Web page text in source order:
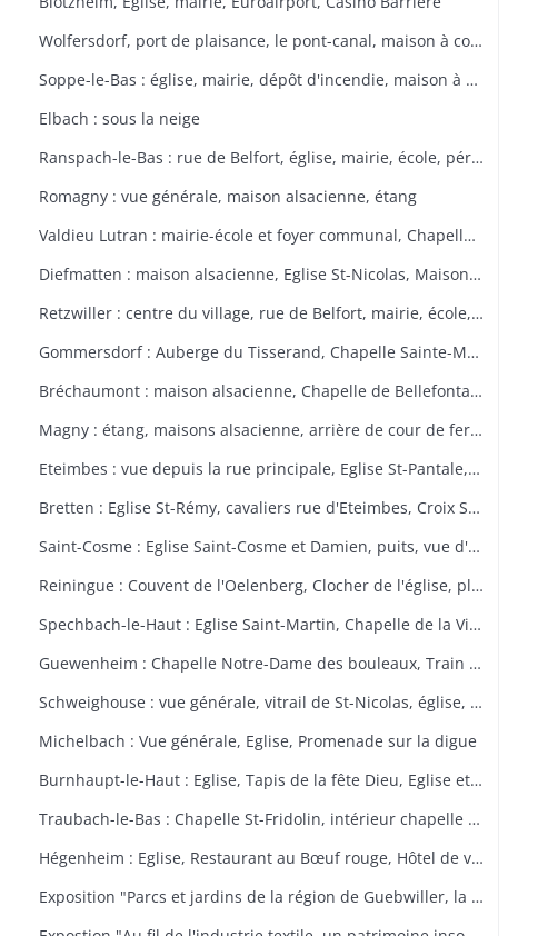
Wolfersdorf, port de plaisance, le pont-canal, maison à colombages
Soppe-le-Bas : église, mairie, dépôt d'incendie, maison à colombages
Elbach : sous la neige
Ranspach-le-Bas : rue de Belfort, église, mairie, école, périscolaire, platanes plantés sous Napoléon
Romagny : vue générale, maison alsacienne, étang
Valdieu Lutran : mairie-école et foyer communal, Chapelle Notre Dame de la Pitié, calvaire, échelle d'écluses sens Valdieu-Retzwiller
Diefmatten : maison alsacienne, Eglise St-Nicolas, Maison natale Barthélémy Gross
Retzwiller : centre du village, rue de Belfort, mairie, école, décors floraux
Gommersdorf : Auberge du Tisserand, Chapelle Sainte-Marguerite, Calvaire rue des Tilleuls
Bréchaumont : maison alsacienne, Chapelle de Bellefontaine, rue de l'église, M.A.R.P.A. (Maison d'accueil rurale pour personne âgées)
Magny : étang, maisons alsacienne, arrière de cour de ferme
Eteimbes : vue depuis la rue principale, Eglise St-Pantale, maison alsacienne
Bretten : Eglise St-Rémy, cavaliers rue d'Eteimbes, Croix St-Eloi
Saint-Cosme : Eglise Saint-Cosme et Damien, puits, vue d'ensemble, ancien presbytère, mairie
Reiningue : Couvent de l'Oelenberg, Clocher de l'église, plan d'eau, cour de ferme
Spechbach-le-Haut : Eglise Saint-Martin, Chapelle de la Vierge, Christ du dimanche des rameaux sur l'âne, Vierge de la Pitié
Guewenheim : Chapelle Notre-Dame des bouleaux, Train de la Doller, lavoir, pierre borne, mur cimetière, Calvaire 1857 avec décorations florales
Schweighouse : vue générale, vitrail de St-Nicolas, église, la Doller
Michelbach : Vue générale, Eglise, Promenade sur la digue
Burnhaupt-le-Haut : Eglise, Tapis de la fête Dieu, Eglise et école, Office de la fête Dieu
Traubach-le-Bas : Chapelle St-Fridolin, intérieur chapelle et tableau, Ecole, rue principale
Hégenheim : Eglise, Restaurant au Bœuf rouge, Hôtel de ville, décors floraux
Exposition "Parcs et jardins de la région de Guebwiller, la culture d'un patrimoine florissant" (Communauté de Communes de la Région de Guebwiller, du 15 octobre 2010 au 31 janvier 2011)